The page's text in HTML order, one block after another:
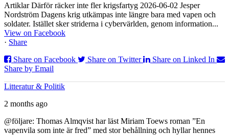
Artiklar Därför räcker inte fler krigsfartyg 2026-06-02 Jesper
Nordström Dagens krig utkämpas inte längre bara med vapen och
soldater. Istället sker striderna i cybervärlden, genom information...
View on Facebook
· Share
Share on Facebook
Share on Twitter
Share on Linked In
Share by Email
Litteratur & Politik
2 months ago
@följare: Thomas Almqvist har läst Miriam Toews roman ”En
vapenvila som inte är fred” med stor behållning och hyllar hennes